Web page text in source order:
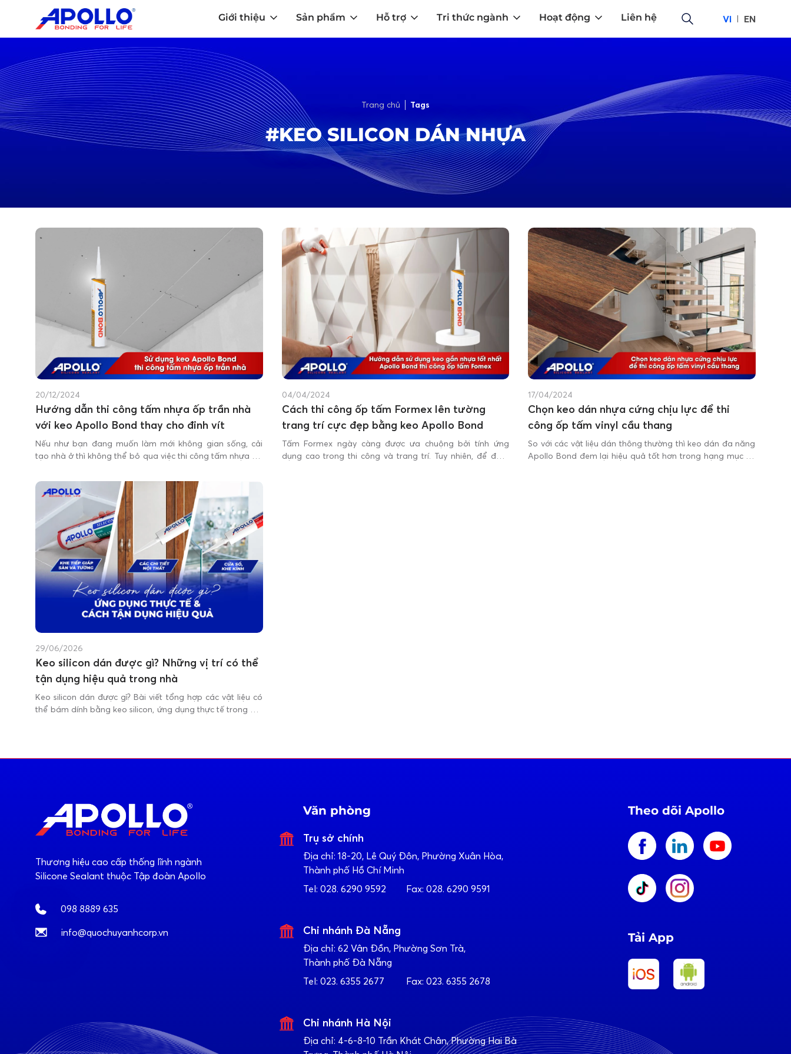
Giới thiệu Sản phẩm Hỗ trợ Tri thức ngành Hoạt động Liên hệ VI EN
Trang chủ Tags
#KEO SILICON DÁN NHỰA
20/12/2024
Hướng dẫn thi công tấm nhựa ốp trần nhà
với keo Apollo Bond thay cho đinh vít
Nếu như bạn đang muốn làm mới không gian sống, cải
tạo nhà ở thì không thể bỏ qua việc thi công tấm nhựa ốp
04/04/2024
Cách thi công ốp tấm Formex lên tường
trang trí cực đẹp bằng keo Apollo Bond
Tấm Formex ngày càng được ưa chuộng bởi tính ứng
dụng cao trong thi công và trang trí. Tuy nhiên, để đảm
17/04/2024
Chọn keo dán nhựa cứng chịu lực để thi
công ốp tấm vinyl cầu thang
So với các vật liệu dán thông thường thì keo dán đa năng
Apollo Bond đem lại hiệu quả tốt hơn trong hạng mục thi
29/06/2026
Keo silicon dán được gì? Những vị trí có thể
tận dụng hiệu quả trong nhà
Keo silicon dán được gì? Bài viết tổng hợp các vật liệu có
thể bám dính bằng keo silicon, ứng dụng thực tế trong gia
Thương hiệu cao cấp thống lĩnh ngành
Silicone Sealant thuộc Tập đoàn Apollo
098 8889 635
info@quochuyanhcorp.vn
Văn phòng
Trụ sở chính
Địa chỉ: 18-20, Lê Quý Đôn, Phường Xuân Hòa,
Thành phố Hồ Chí Minh
Tel: 028. 6290 9592 Fax: 028. 6290 9591
Chi nhánh Đà Nẵng
Địa chỉ: 62 Vân Đồn, Phường Sơn Trà,
Thành phố Đà Nẵng
Tel: 023. 6355 2677 Fax: 023. 6355 2678
Chi nhánh Hà Nội
Địa chỉ: 4-6-8-10 Trần Khát Chân, Phường Hai Bà
Theo dõi Apollo
Tải App